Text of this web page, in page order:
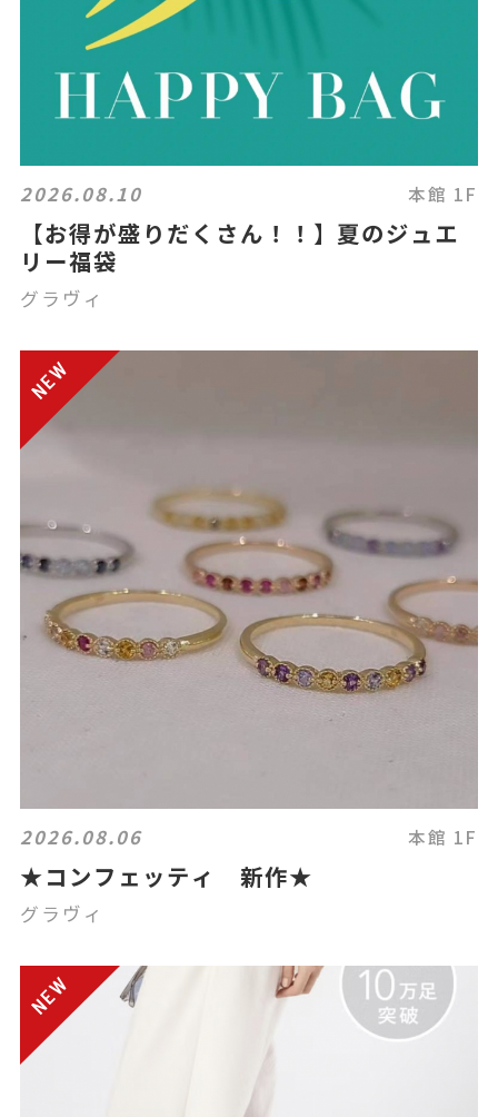
2026.08.10 本館 1F
【お得が盛りだくさん！！】夏のジュエ
リー福袋
グラヴィ
2026.08.06 本館 1F
★コンフェッティ 新作★
グラヴィ